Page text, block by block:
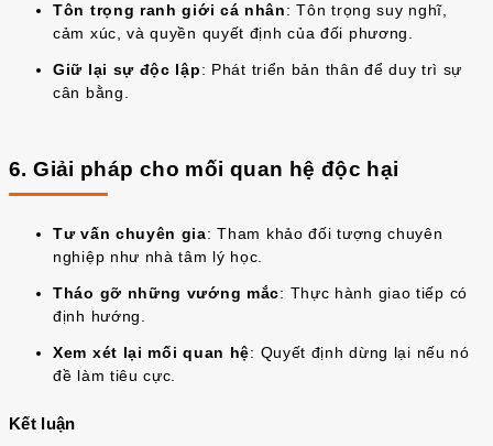
Tôn trọng ranh giới cá nhân: Tôn trọng suy nghĩ,
cảm xúc, và quyền quyết định của đối phương.
Giữ lại sự độc lập: Phát triển bản thân để duy trì sự
cân bằng.
6. Giải pháp cho mối quan hệ độc hại
Tư vấn chuyên gia: Tham khảo đối tượng chuyên
nghiệp như nhà tâm lý học.
Tháo gỡ những vướng mắc: Thực hành giao tiếp có
định hướng.
Xem xét lại mối quan hệ: Quyết định dừng lại nếu nó
đề làm tiêu cực.
Kết luận